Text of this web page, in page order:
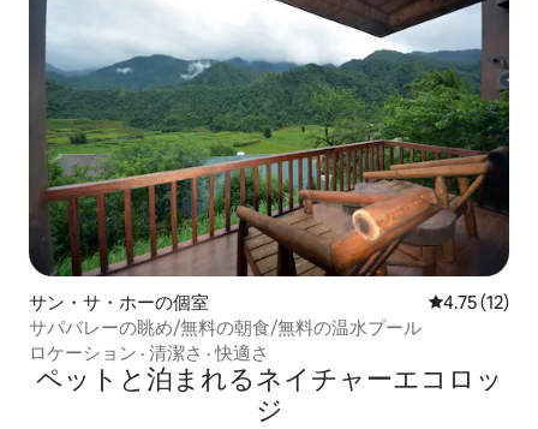
サン・サ・ホーの個室 レビュー12
4.75 (12)
サパバレーの眺め/無料の朝食/無料の温水プール
ロケーション · 清潔さ ·快適さ
ペットと泊まれるネイチャーエコロッ
ジ